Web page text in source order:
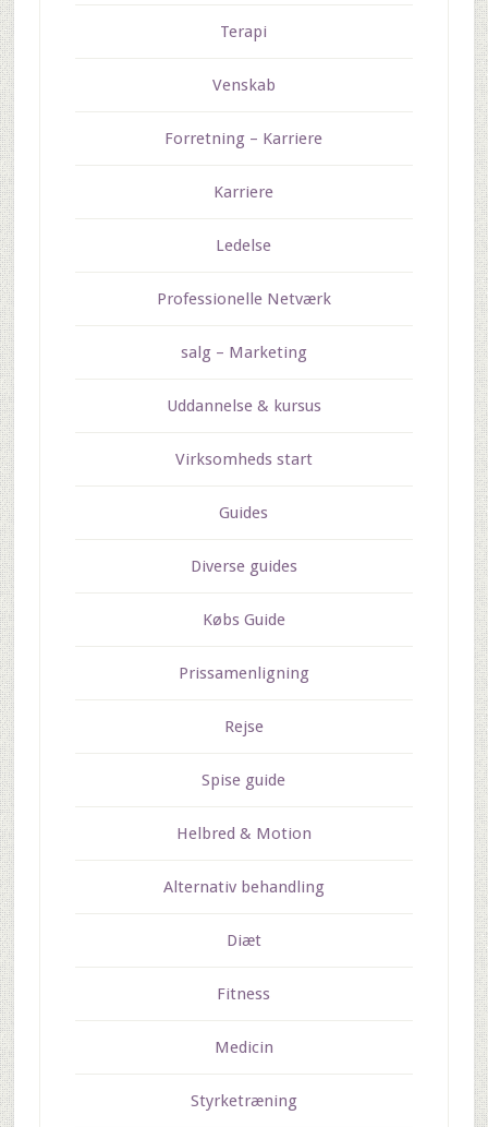
Terapi
Venskab
Forretning – Karriere
Karriere
Ledelse
Professionelle Netværk
salg – Marketing
Uddannelse & kursus
Virksomheds start
Guides
Diverse guides
Købs Guide
Prissamenligning
Rejse
Spise guide
Helbred & Motion
Alternativ behandling
Diæt
Fitness
Medicin
Styrketræning